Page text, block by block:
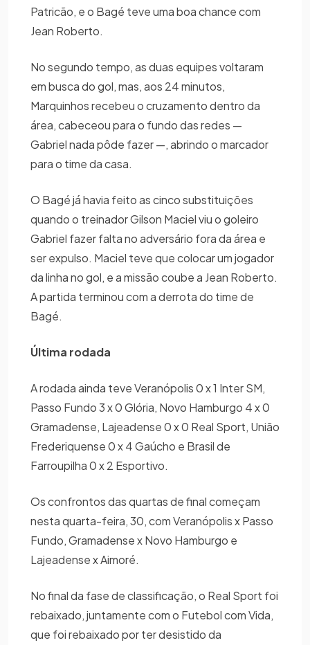
Patricão, e o Bagé teve uma boa chance com
Jean Roberto.
No segundo tempo, as duas equipes voltaram
em busca do gol, mas, aos 24 minutos,
Marquinhos recebeu o cruzamento dentro da
área, cabeceou para o fundo das redes —
Gabriel nada pôde fazer —, abrindo o marcador
para o time da casa.
O Bagé já havia feito as cinco substituições
quando o treinador Gilson Maciel viu o goleiro
Gabriel fazer falta no adversário fora da área e
ser expulso. Maciel teve que colocar um jogador
da linha no gol, e a missão coube a Jean Roberto.
A partida terminou com a derrota do time de
Bagé.
Última rodada
A rodada ainda teve Veranópolis 0 x 1 Inter SM,
Passo Fundo 3 x 0 Glória, Novo Hamburgo 4 x 0
Gramadense, Lajeadense 0 x 0 Real Sport, União
Frederiquense 0 x 4 Gaúcho e Brasil de
Farroupilha 0 x 2 Esportivo.
Os confrontos das quartas de final começam
nesta quarta-feira, 30, com Veranópolis x Passo
Fundo, Gramadense x Novo Hamburgo e
Lajeadense x Aimoré.
No final da fase de classificação, o Real Sport foi
rebaixado, juntamente com o Futebol com Vida,
que foi rebaixado por ter desistido da